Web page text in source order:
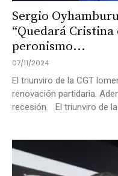
Sergio
“Quedará
peronismo...
07/11/2024
El triunviro de la CGT
renovación partidaria.
recesión. El triunviro de la